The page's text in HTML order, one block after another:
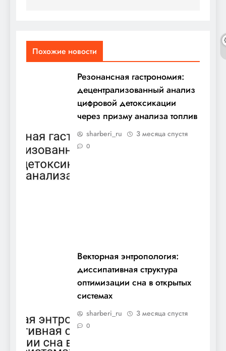
Похожие новости
Резонансная гастрономия:
децентрализованный анализ
цифровой детоксикации
через призму анализа топлив
sharberi_ru 3 месяца спустя
0
Векторная энтропология:
диссипативная структура
оптимизации сна в открытых
системах
sharberi_ru 3 месяца спустя
0